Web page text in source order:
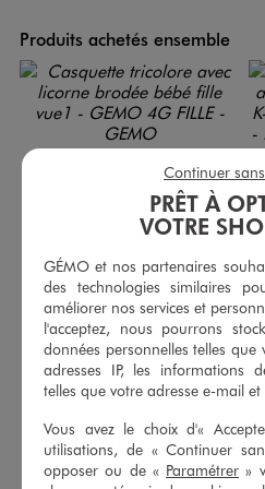
Produits achetés ensemble
Casquette tricolore avec licorne brodée bébé fille
8,99 €
5/5 de moyenne
(17 avis)
AJOUTER AU PANIER
PRÊT À
VOTRE
GÉMO et nos partenaires
des technologies similaires
améliorer nos services et
l'acceptez, nous pourrons
données personnelles telles que
adresses IP, les informations
telles que votre adresse e-mail
Vous avez le choix d'«
utilisations, de « Continuer
opposer ou de « Paramétrer »
Continuer